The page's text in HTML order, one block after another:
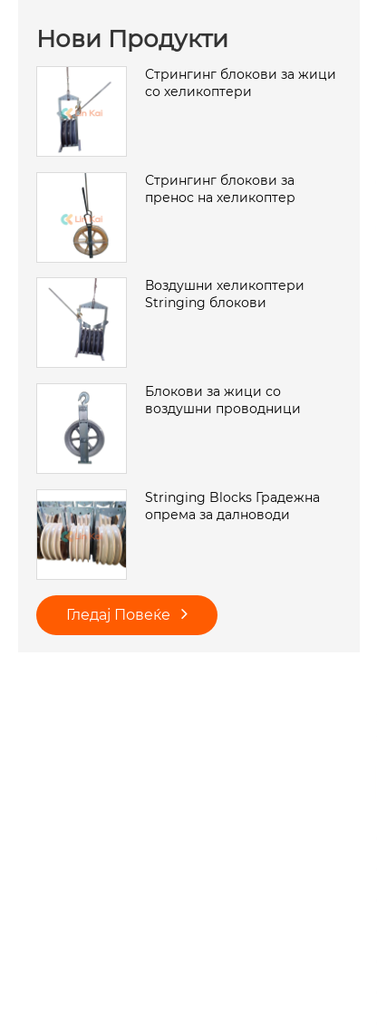
Нови Продукти
Стрингинг блокови за жици
со хеликоптери
Стрингинг блокови за
пренос на хеликоптер
Воздушни хеликоптери
Stringing блокови
Блокови за жици со
воздушни проводници
Stringing Blocks Градежна
опрема за далноводи
Гледај Повеќе